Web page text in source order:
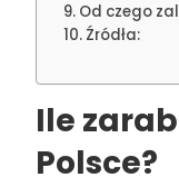
Od czego
Źródła:
Ile
Polsce?